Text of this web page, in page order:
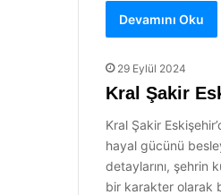
Devamını Oku
29 Eylül 2024
Kral Şakir
Kral Şakir
hayal gücünü
detaylarını, şehrin
bir karakter olarak